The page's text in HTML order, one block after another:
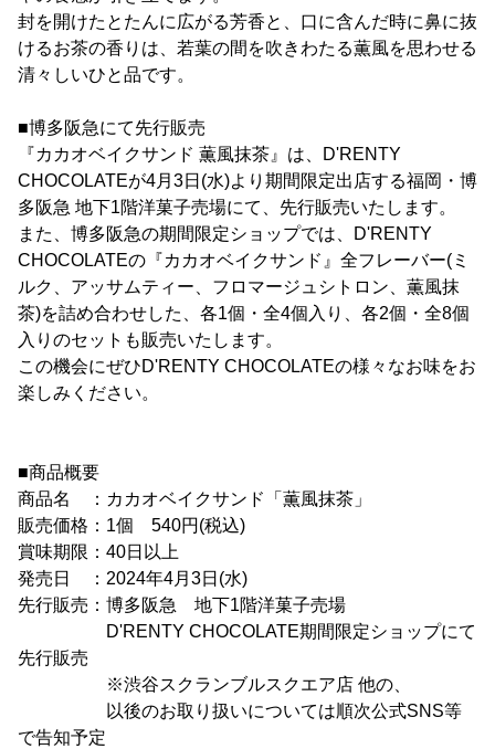
封を開けたとたんに広がる芳香と、口に含んだ時に鼻に抜
けるお茶の香りは、若葉の間を吹きわたる薫風を思わせる
清々しいひと品です。
■博多阪急にて先行販売
『カカオベイクサンド 薫風抹茶』は、D'RENTY
CHOCOLATEが4月3日(水)より期間限定出店する福岡・博
多阪急 地下1階洋菓子売場にて、先行販売いたします。
また、博多阪急の期間限定ショップでは、D'RENTY
CHOCOLATEの『カカオベイクサンド』全フレーバー(ミ
ルク、アッサムティー、フロマージュシトロン、薫風抹
茶)を詰め合わせした、各1個・全4個入り、各2個・全8個
入りのセットも販売いたします。
この機会にぜひD'RENTY CHOCOLATEの様々なお味をお
楽しみください。
■商品概要
商品名 ：カカオベイクサンド「薫風抹茶」
販売価格：1個 540円(税込)
賞味期限：40日以上
発売日 ：2024年4月3日(水)
先行販売：博多阪急 地下1階洋菓子売場
D'RENTY CHOCOLATE期間限定ショップにて
先行販売
※渋谷スクランブルスクエア店 他の、
以後のお取り扱いについては順次公式SNS等
で告知予定